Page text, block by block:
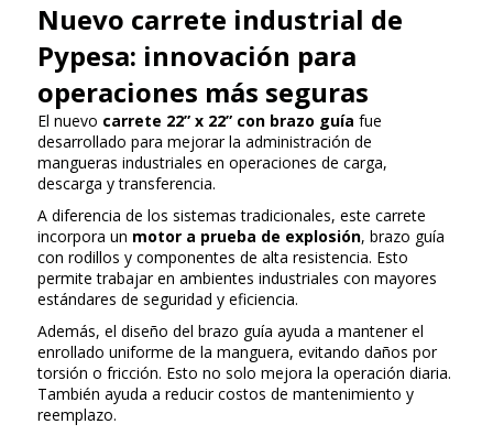
Nuevo carrete industrial de
Pypesa: innovación para
operaciones más seguras
El nuevo carrete 22” x 22” con brazo guía fue
desarrollado para mejorar la administración de
mangueras industriales en operaciones de carga,
descarga y transferencia.
A diferencia de los sistemas tradicionales, este carrete
incorpora un motor a prueba de explosión, brazo guía
con rodillos y componentes de alta resistencia. Esto
permite trabajar en ambientes industriales con mayores
estándares de seguridad y eficiencia.
Además, el diseño del brazo guía ayuda a mantener el
enrollado uniforme de la manguera, evitando daños por
torsión o fricción. Esto no solo mejora la operación diaria.
También ayuda a reducir costos de mantenimiento y
reemplazo.